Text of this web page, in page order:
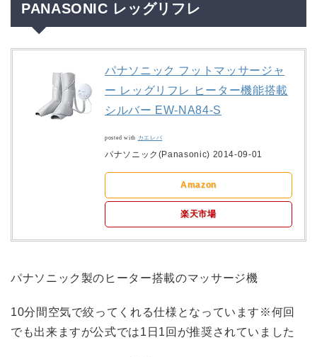
PANASONIC レッグリフレ
パナソニック フットマッサージャ
ー レッグリフレ ヒーター機能搭載
シルバー EW-NA84-S
posted with カエレバ
パナソニック(Panasonic) 2014-09-01
Amazon
楽天市場
パナソニック製のヒーター搭載のマッサージ機
10分間空気で絞ってくれる仕様となっています※何回
でも出来ますが公式では1日1回が推奨されていました